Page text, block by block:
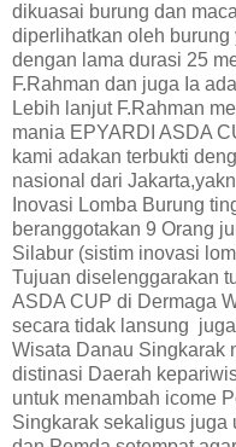
dikuasai burung dan
diperlihatkan oleh
dengan lama durasi 25
F.Rahman dan juga Ia
Lebih lanjut F.Rahman
mania EPYARDI ASDA
kami adakan terbukti
nasional dari
Inovasi Lomba Burung
beranggotakan 9 Orang
Silabur (sistim inovasi
Tujuan diselenggarakan
ASDA CUP di Dermaga
secara tidak lansung
Wisata Danau Singkarak
distinasi Daerah
untuk menambah icome
Singkarak sekaligus juga